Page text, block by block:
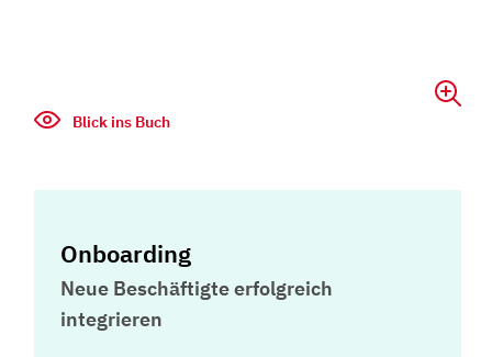
Blick ins Buch
Onboarding
Neue Beschäftigte erfolgreich
integrieren